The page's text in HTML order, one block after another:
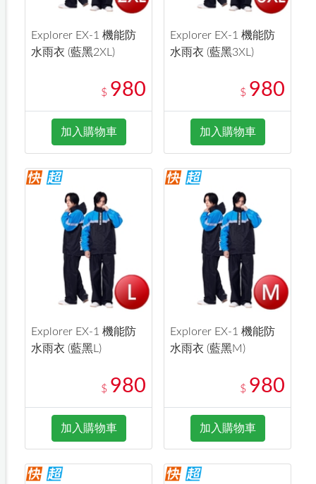
Explorer EX-1 機能防
水雨衣 (藍黑2XL)
$ 980
加入購物車
Explorer EX-1 機能防
水雨衣 (藍黑3XL)
$ 980
加入購物車
Explorer EX-1 機能防
水雨衣 (藍黑L)
$ 980
加入購物車
Explorer EX-1 機能防
水雨衣 (藍黑M)
$ 980
加入購物車